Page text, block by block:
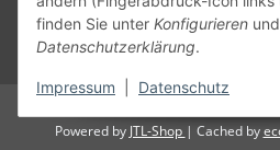
finden Sie unter Konfigurieren
Datenschutzerklärung.
Impressum Datenschutz
Vertrag
* Alle Preise inkl. gesetzlicher USt., zzgl.
Powered by JTL-Shop | Cached by